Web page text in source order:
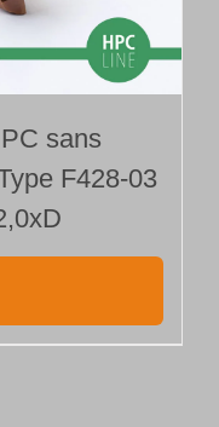
sans
F428-03